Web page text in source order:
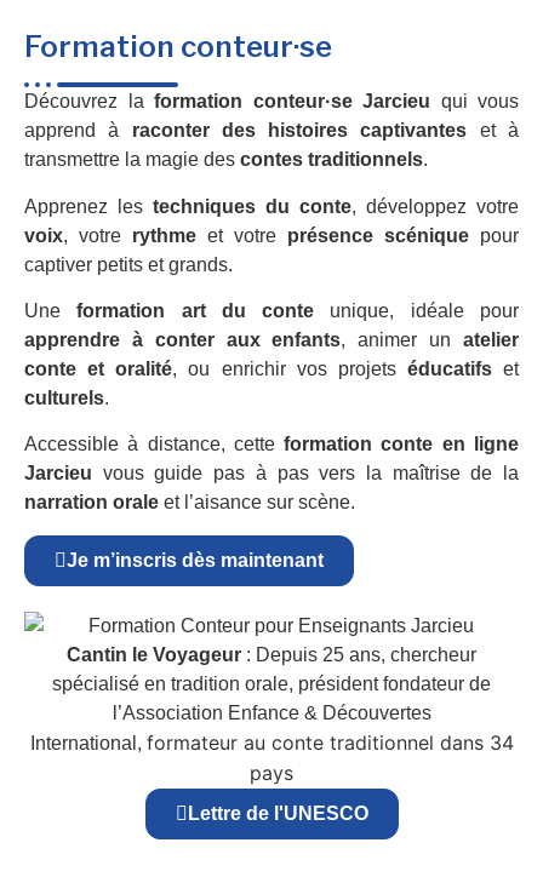
Formation conteur·se
Découvrez la formation conteur·se Jarcieu qui vous
apprend à raconter des histoires captivantes et à
transmettre la magie des contes traditionnels.
Apprenez les techniques du conte, développez votre
voix, votre rythme et votre présence scénique pour
captiver petits et grands.
Uneformation art du conte unique, idéale pour
apprendre à conter aux enfants, animer unatelier
conte et oralité, ou enrichir vos projets éducatifset
culturels.
Accessible à distance, cetteformation conte en ligne
Jarcieu vous guide pas à pas vers la maîtrise de la
narration orale et l’aisance sur scène.
Je m’inscris dès maintenant
Cantin le Voyageur : Depuis 25 ans, chercheur
spécialisé en tradition orale, président fondateur de
l’Association Enfance & Découvertes
International, formateur au conte traditionnel dans 34
pays
Lettre de l'UNESCO